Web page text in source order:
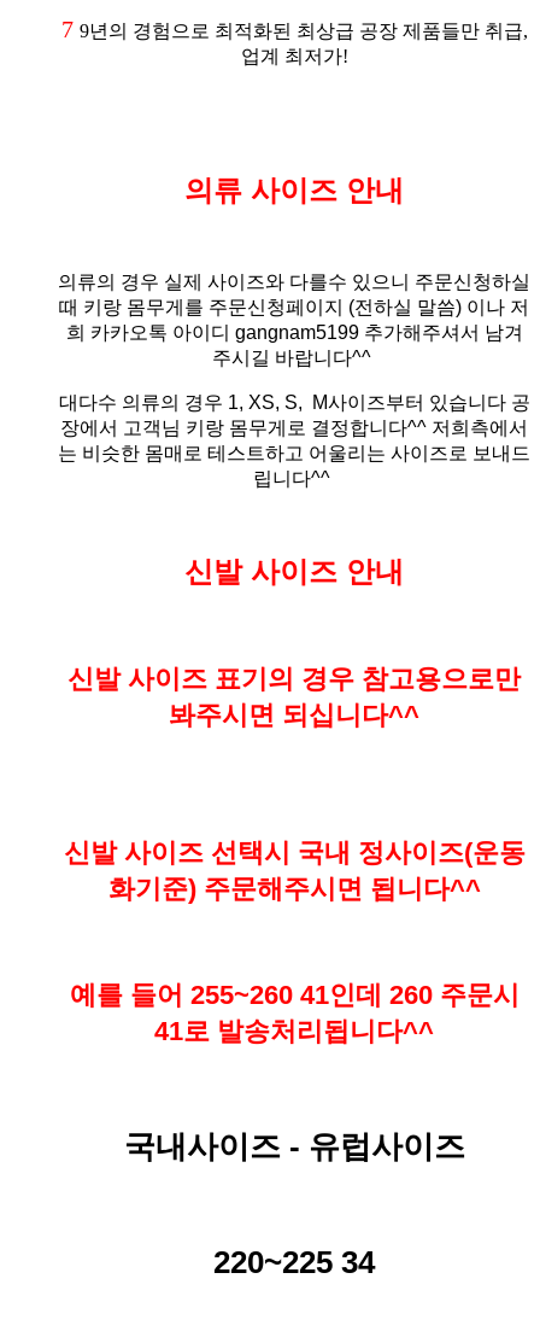
7 9년의 경험으로 최적화된 최상급 공장 제품들만 취급,
업계 최저가!
의류 사이즈 안내
의류의 경우 실제 사이즈와 다를수 있으니 주문신청하실
때 키랑 몸무게를 주문신청페이지 (전하실 말씀) 이나 저
희 카카오톡 아이디 gangnam5199 추가해주셔서 남겨
주시길 바랍니다^^
대다수 의류의 경우 1, XS, S, M사이즈부터 있습니다 공
장에서 고객님 키랑 몸무게로 결정합니다^^ 저희측에서
는 비슷한 몸매로 테스트하고 어울리는 사이즈로 보내드
립니다^^
신발 사이즈 안내
신발 사이즈 표기의 경우 참고용으로만
봐주시면 되십니다^^
신발 사이즈 선택시 국내 정사이즈(운동
화기준) 주문해주시면 됩니다^^
예를 들어 255~260 41인데 260 주문시
41로 발송처리됩니다^^
국내사이즈 - 유럽사이즈
220~225 34